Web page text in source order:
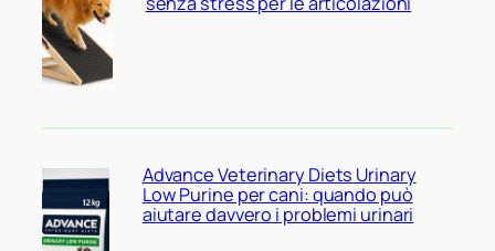
Advance Veterinary Diets Urinary
Low Purine per cani: quando può
aiutare davvero i problemi urinari